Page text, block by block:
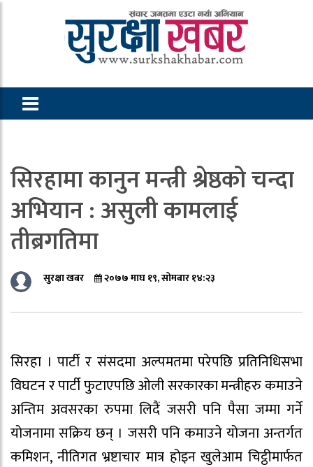
सिरहामा कानुन मन्त्री श्रेष्ठको चन्दा
अभियान : असुली कामलाई
तीब्रगतिमा
सुरक्षा खबर २०७७ माघ १९, सोमबार १४:२३
सिरहा । पार्टी र संसदमा अल्पमतमा परेपछि प्रतिनिधिसभा
विघटन र पार्टी फुटाएपछि ओली सरकारका मन्त्रीहरु कमाउने
अन्तिम अवसरका रुपमा लिदैं जसरी पनि पैसा जम्मा गर्ने
योजनामा सक्रिय छन् । जसरी पनि कमाउने योजना अन्तर्गत
कमिशन, नीतिगत भ्रष्टाचार मात्र होइन खुलेआम चिट्ठीमार्फत